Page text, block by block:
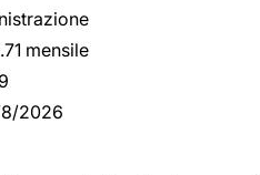
mensile
2026